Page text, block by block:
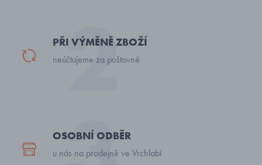
PŘI VÝMĚNĚ ZBOŽÍ
neúčtujeme za poštovné
OSOBNÍ ODBĚR
u nás na prodejně ve Vrchlabí